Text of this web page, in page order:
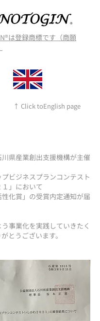
は登録商標です（商願
↑ Click toEnglish page
県産業創出支援機構が主催
プビジネスプランコンテスト
」において
化賞」の受賞内定通知が届
事業化を実践していきたく
とうございます。